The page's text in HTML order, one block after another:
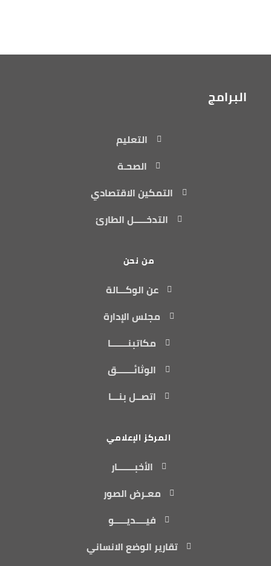
البرامج
التعليم
الصحـة
التمكين الاقتصادي
التدخـــــل الطارئ
من نحن
عن الوكـــالة
مجلس الإدارة
مكاتبنـــــــا
الوثائـــــــق
اتصــل بنـــا
المركز الإعلامي
الأخبـــــــار
معـرض الصور
فيــــديـــــو
تقارير الوضع الانساني